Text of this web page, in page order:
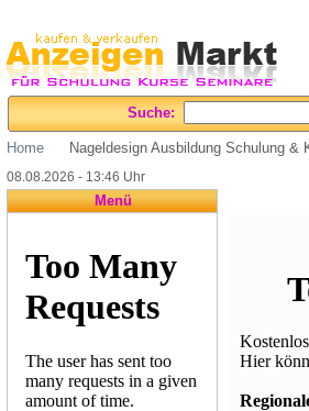
Suche:
Home Nageldesign Ausbildung Schulung &
08.08.2026 - 13:46 Uhr
Menü
Hier